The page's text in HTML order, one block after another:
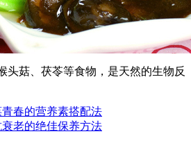
头菇、茯苓等食物，是天然的生物反
青春的营养素搭配法
老的绝佳保养方法